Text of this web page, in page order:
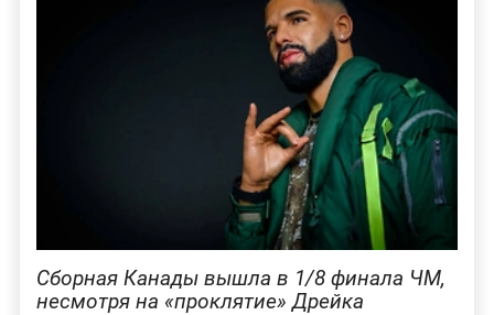
Сборная Канады вышла в 1/8 финала ЧМ,
несмотря на «проклятие» Дрейка